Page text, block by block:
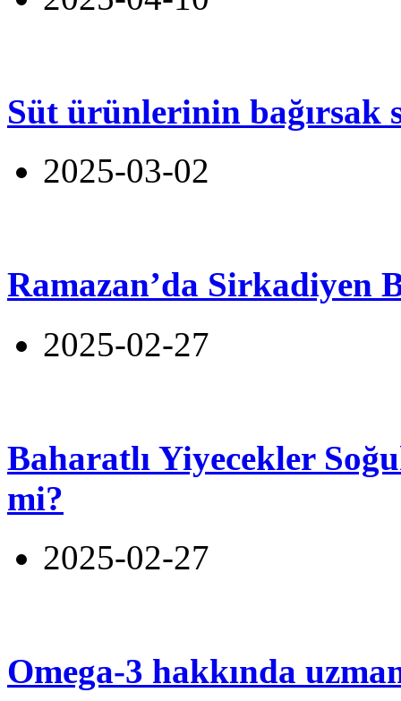
Süt ürünlerinin bağırsak
2025-03-02
Ramazan’da Sirkadiyen
2025-02-27
Baharatlı Yiyecekler
mi?
2025-02-27
Omega-3 hakkında